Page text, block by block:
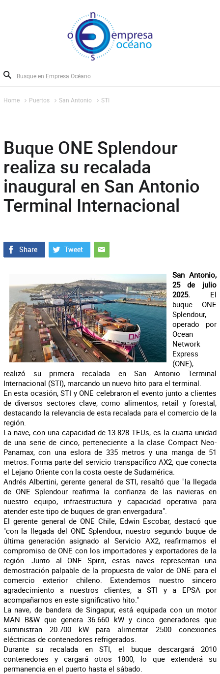
Home Puertos San Antonio STI
Buque ONE Splendour
realiza su recalada
inaugural en San Antonio
Terminal Internacional
San Antonio,
25 de julio
2025. El
buque ONE
Splendour,
operado por
Ocean
Network
Express
(ONE),
realizó su primera recalada en San Antonio Terminal
Internacional (STI), marcando un nuevo hito para el terminal.
En esta ocasión, STI y ONE celebraron el evento junto a clientes
de diversos sectores clave, como alimentos, retail y forestal,
destacando la relevancia de esta recalada para el comercio de la
región.
La nave, con una capacidad de 13.828 TEUs, es la cuarta unidad
de una serie de cinco, perteneciente a la clase Compact Neo-
Panamax, con una eslora de 335 metros y una manga de 51
metros. Forma parte del servicio transpacífico AX2, que conecta
el Lejano Oriente con la costa oeste de Sudamérica.
Andrés Albertini, gerente general de STI, resaltó que "la llegada
de ONE Splendour reafirma la confianza de las navieras en
nuestro equipo, infraestructura y capacidad operativa para
atender este tipo de buques de gran envergadura".
El gerente general de ONE Chile, Edwin Escobar, destacó que
"con la llegada del ONE Splendour, nuestro segundo buque de
última generación asignado al Servicio AX2, reafirmamos el
compromiso de ONE con los importadores y exportadores de la
región. Junto al ONE Spirit, estas naves representan una
demostración palpable de la propuesta de valor de ONE para el
comercio exterior chileno. Extendemos nuestro sincero
agradecimiento a nuestros clientes, a STI y a EPSA por
acompañarnos en este significativo hito."
La nave, de bandera de Singapur, está equipada con un motor
MAN B&W que genera 36.660 kW y cinco generadores que
suministran 20.700 kW para alimentar 2500 conexiones
eléctricas de contenedores refrigerados.
Durante su recalada en STI, el buque descargará 2010
contenedores y cargará otros 1800, lo que extenderá su
permanencia en el puerto hasta el sábado.